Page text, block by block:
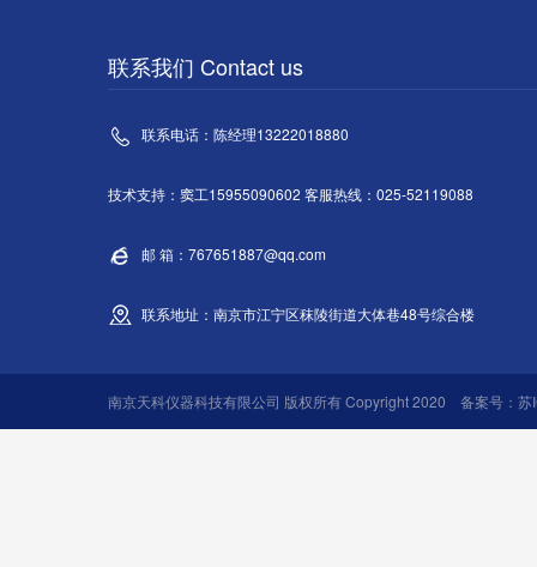
联系我们 Contact us
联系电话：陈经理13222018880
技术支持：窦工15955090602 客服热线：025-52119088
邮 箱：767651887@qq.com
联系地址：南京市江宁区秣陵街道大体巷48号综合楼
南京天科仪器科技有限公司 版权所有 Copyright 2020 备案号： 苏